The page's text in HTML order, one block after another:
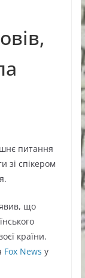
питання
зі спікером
що
країни.
Fox News у